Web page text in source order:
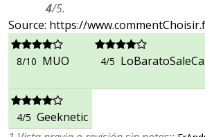
4/5.
Source: https://
8/10 MUO 4/5
4/5 Geeknetic